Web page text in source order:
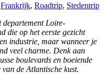
Frankrijk, Roadtrip, Stedentrip
departement Loire-
die op het eerste gezicht
industrie, maar wanneer je
veel charme. Denk aan
boulevards en boeiende
de Atlantische kust.